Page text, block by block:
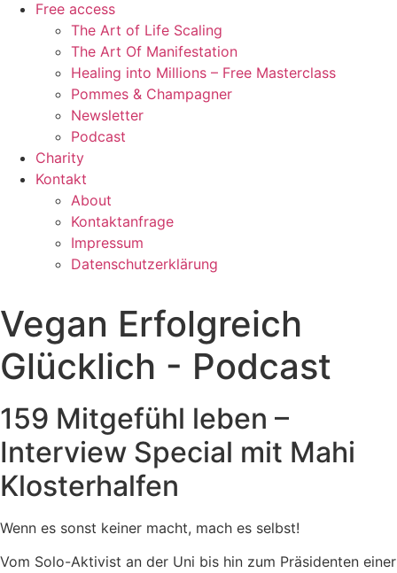
Free access
The Art of Life Scaling
The Art Of Manifestation
Healing into Millions – Free Masterclass
Pommes & Champagner
Newsletter
Podcast
Charity
Kontakt
About
Kontaktanfrage
Impressum
Datenschutzerklärung
Vegan Erfolgreich
Glücklich - Podcast
159 Mitgefühl leben –
Interview Special mit Mahi
Klosterhalfen
Wenn es sonst keiner macht, mach es selbst!
Vom Solo-Aktivist an der Uni bis hin zum Präsidenten einer